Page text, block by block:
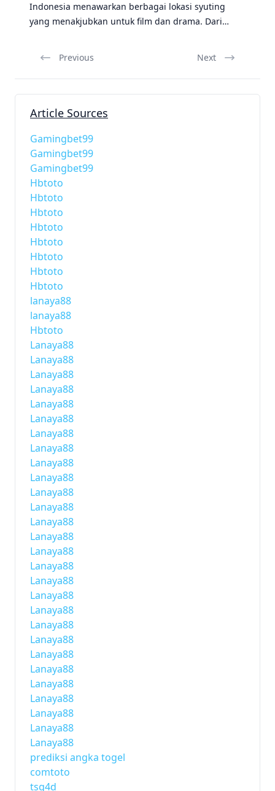
Indonesia menawarkan berbagai lokasi syuting
yang menakjubkan untuk film dan drama. Dari
Previous Next
Article Sources
Gamingbet99
Gamingbet99
Gamingbet99
Hbtoto
Hbtoto
Hbtoto
Hbtoto
Hbtoto
Hbtoto
Hbtoto
Hbtoto
lanaya88
lanaya88
Hbtoto
Lanaya88
Lanaya88
Lanaya88
Lanaya88
Lanaya88
Lanaya88
Lanaya88
Lanaya88
Lanaya88
Lanaya88
Lanaya88
Lanaya88
Lanaya88
Lanaya88
Lanaya88
Lanaya88
Lanaya88
Lanaya88
Lanaya88
Lanaya88
Lanaya88
Lanaya88
Lanaya88
Lanaya88
Lanaya88
Lanaya88
Lanaya88
Lanaya88
prediksi angka togel
comtoto
tsg4d